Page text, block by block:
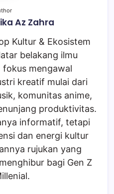
Az Zahra
Kultur & Ekosistem
belakang ilmu
fokus mengawal
kreatif mulai dari
komunitas anime,
produktivitas.
informatif, tetapi
dan energi kultur
rujukan yang
bagi Gen Z